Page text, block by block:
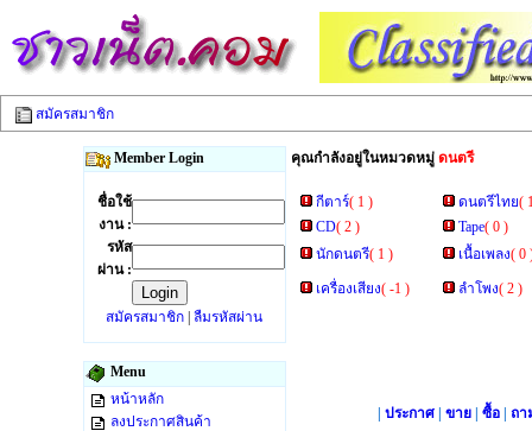
สมัครสมาชิก
Member Login
ชื่อใช้
งาน :
รหัส
ผ่าน :
สมัครสมาชิก ลืมรหัสผ่าน
Menu
หน้าหลัก
ลงประกาศสินค้า
คุณกำลังอยู่ในหมวดหมู่ ดนตรี
กีตาร์( 1 ) ดนตรีไทย(
CD( 2 ) Tape( 0 )
นักดนตรี( 1 ) เนื้อเพลง( 0
เครื่องเสียง( -1 ) ลำโพง( 2 )
ประกาศ ขาย ซื้อ ถา